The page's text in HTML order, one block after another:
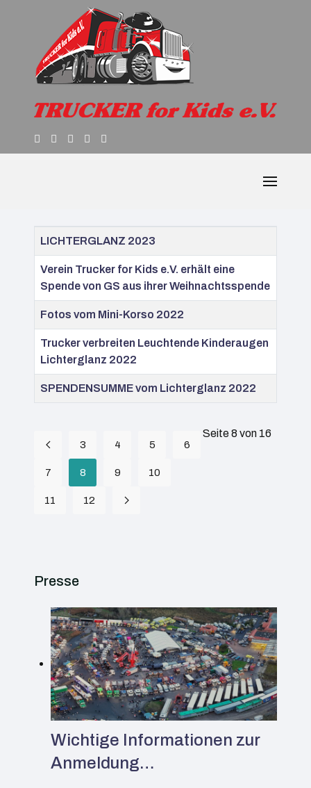
Titel
LICHTERGLANZ 2023
Verein Trucker for Kids e.V. erhält eine
Spende von GS aus ihrer Weihnachtsspende
Fotos vom Mini-Korso 2022
Trucker verbreiten Leuchtende Kinderaugen
Lichterglanz 2022
SPENDENSUMME vom Lichterglanz 2022
Seite 8 von 16
3 4 5 6
7 8 9 10
11 12
Presse
Wichtige Informationen zur
Anmeldung…